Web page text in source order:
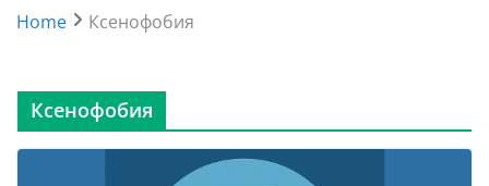
Home Ксенофобия
Ксенофобия